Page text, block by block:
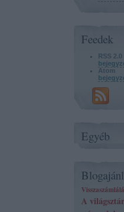
Feedek
RSS 2.0
Atom
Egyéb
A